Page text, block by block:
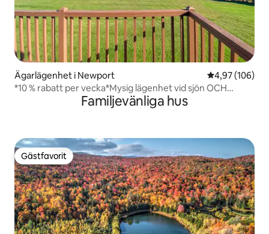
Ägarlägenhet i Newport 4,97 av 5 i
4,97 (106)
*10 % rabatt per vecka*Mysig lägenhet vid sjön OCH
Familjevänliga hus
Gästfavorit
Gästfavorit